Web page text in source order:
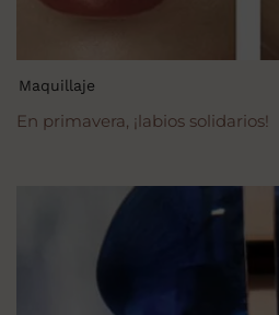
En primavera, ¡labios solidarios!
Maquillaje